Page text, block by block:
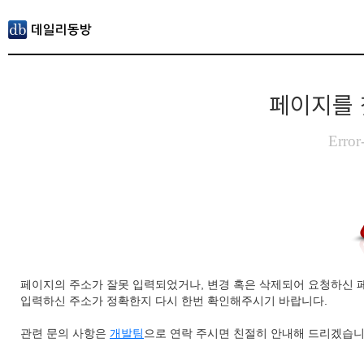
페이지를
페이지의 주소가 잘못 입력되었거나, 변경 혹은 삭제되어 요청하신
입력하신 주소가 정확한지 다시 한번 확인해주시기 바랍니다.
관련 문의 사항은 개발팀 으로 연락 주시면 친절히 안내해 드리겠습